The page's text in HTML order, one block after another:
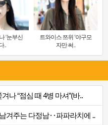
‘눈부신
..
트와이스 쯔위 ‘야구모
자만 써..
나 “점심 때 4병 마셔”(바..
겨주는 다정남‥파파라치에 ..